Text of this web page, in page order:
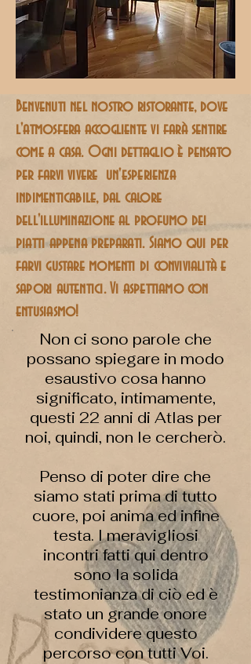
Benvenuti nel nostro ristorante, dove
l'atmosfera accogliente vi farà sentire
come a casa. Ogni dettaglio è pensato
per farvi vivere un'esperienza
indimenticabile, dal calore
dell'illuminazione al profumo dei
piatti appena preparati. Siamo qui per
farvi gustare momenti di convivialità e
sapori autentici. Vi aspettiamo con
entusiasmo!
Non ci sono parole che
possano spiegare in modo
esaustivo cosa hanno
significato, intimamente,
questi 22 anni di Atlas per
noi, quindi, non le cercherò.
Penso di poter dire che
siamo stati prima di tutto
cuore, poi anima ed infine
testa. I meravigliosi
incontri fatti qui dentro
sono la solida
testimonianza di ciò ed è
stato un grande onore
condividere questo
percorso con tutti Voi.